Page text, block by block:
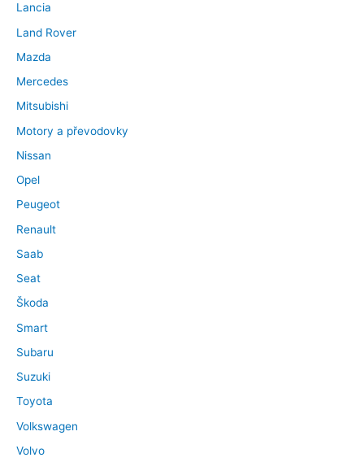
Lancia
Land Rover
Mazda
Mercedes
Mitsubishi
Motory a převodovky
Nissan
Opel
Peugeot
Renault
Saab
Seat
Škoda
Smart
Subaru
Suzuki
Toyota
Volkswagen
Volvo